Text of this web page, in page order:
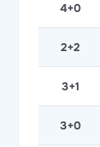
4+0
2+2
3+1
3+0